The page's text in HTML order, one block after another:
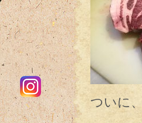
ついに